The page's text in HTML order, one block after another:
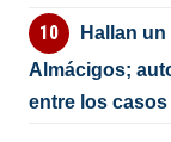
Hallan
Almácigos;
entre los casos